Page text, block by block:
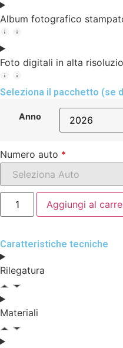
Album fotografico
Foto digitali in alta
Seleziona il pacchetto (se
Anno
Numero auto *
Aggiungi al
Caratteristiche tecniche
Rilegatura
Materiali